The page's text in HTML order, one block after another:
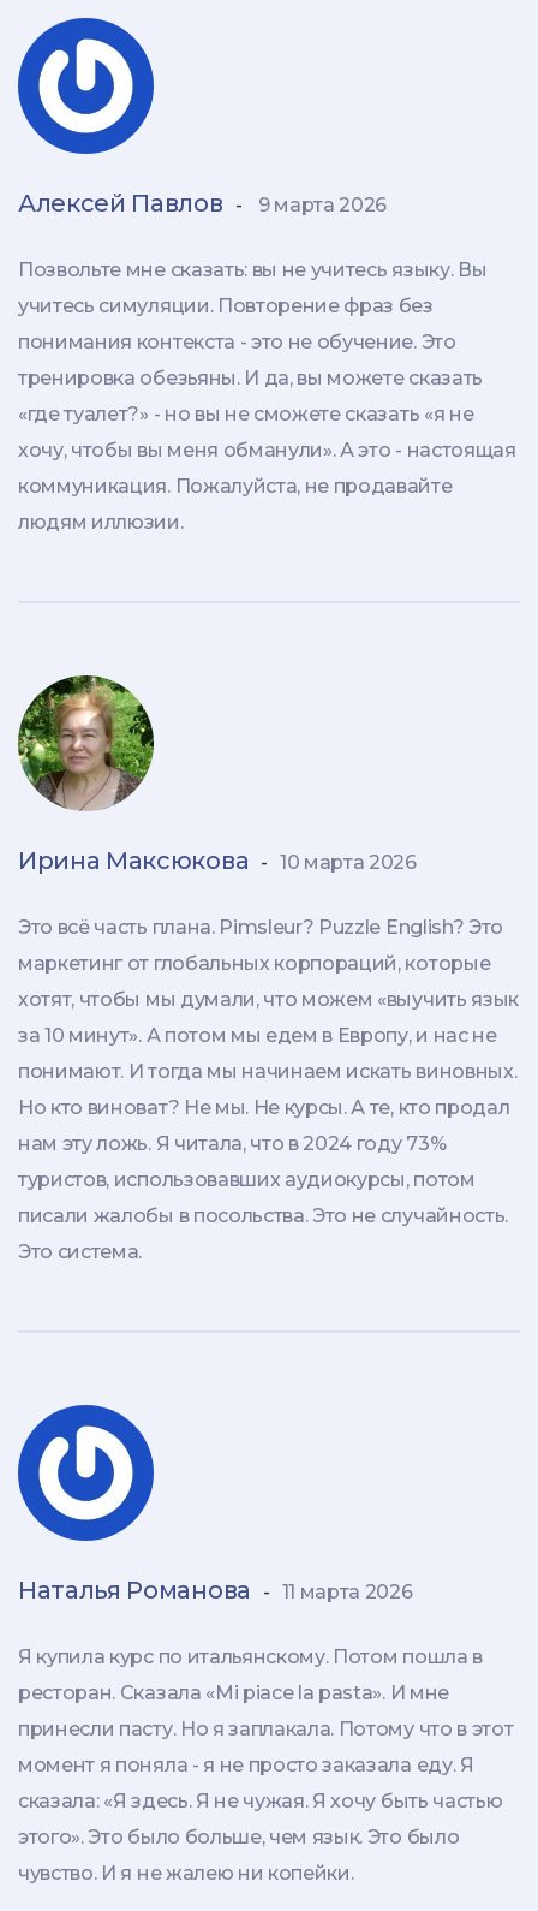
Алексей Павлов - 9 марта 2026
Позвольте мне сказать: вы не учитесь языку. Вы
учитесь симуляции. Повторение фраз без
понимания контекста - это не обучение. Это
тренировка обезьяны. И да, вы можете сказать
«где туалет?» - но вы не сможете сказать «я не
хочу, чтобы вы меня обманули». А это - настоящая
коммуникация. Пожалуйста, не продавайте
людям иллюзии.
Ирина Максюкова - 10 марта 2026
Это всё часть плана. Pimsleur? Puzzle English? Это
маркетинг от глобальных корпораций, которые
хотят, чтобы мы думали, что можем «выучить язык
за 10 минут». А потом мы едем в Европу, и нас не
понимают. И тогда мы начинаем искать виновных.
Но кто виноват? Не мы. Не курсы. А те, кто продал
нам эту ложь. Я читала, что в 2024 году 73%
туристов, использовавших аудиокурсы, потом
писали жалобы в посольства. Это не случайность.
Это система.
Наталья Романова - 11 марта 2026
Я купила курс по итальянскому. Потом пошла в
ресторан. Сказала «Mi piace la pasta». И мне
принесли пасту. Но я заплакала. Потому что в этот
момент я поняла - я не просто заказала еду. Я
сказала: «Я здесь. Я не чужая. Я хочу быть частью
этого». Это было больше, чем язык. Это было
чувство. И я не жалею ни копейки.